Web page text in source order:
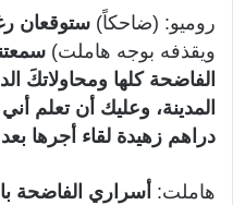
روميو: (ضاحكاً) ستوقعان
ويقذفه بوجه هاملت)
الفاضحة كلها ومحاولاتكَ
المدينة، وعليك أن تعلم
دراهم زهيدة لقاء أجرها
هاملت: أسراري الفاضحة